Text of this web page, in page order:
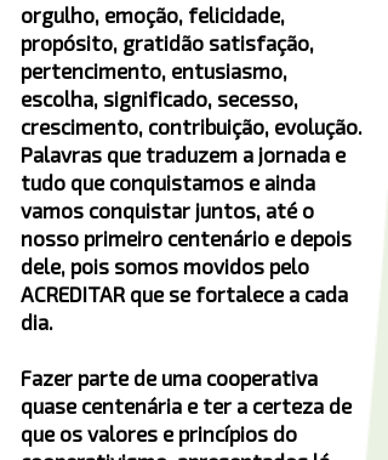
orgulho, emoção, felicidade,
propósito, gratidão satisfação,
pertencimento, entusiasmo,
escolha, significado, secesso,
crescimento, contribuição, evolução.
Palavras que traduzem a jornada e
tudo que conquistamos e ainda
vamos conquistar juntos, até o
nosso primeiro centenário e depois
dele, pois somos movidos pelo
ACREDITAR que se fortalece a cada
dia.
Fazer parte de uma cooperativa
quase centenária e ter a certeza de
que os valores e princípios do